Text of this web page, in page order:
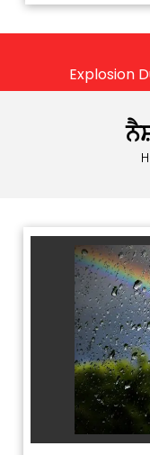
Explosion During